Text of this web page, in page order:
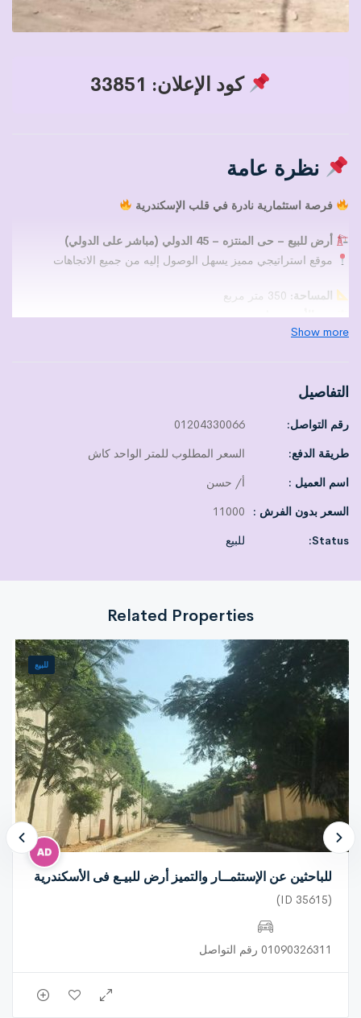
كود الإعلان: 33851
نظرة عامة
فرصة استثمارية نادرة في قلب الإسكندرية
أرض للبيع – حى المنتزه – 45 الدولي (مباشر على الدولي)
موقع استراتيجي مميز يسهل الوصول إليه من جميع الاتجاهات
المساحة:
نوع الأرض:مباني
الوضع القانوني:
مباني وخدمات قائمة
عرض الشارع:
أفضل الأنشطة الاستثمارية:
مصنع
منزل سكني
مشروع تجاري / إداري
قريب من جميع الخدمات
قيمة متزايدة باستمرار
فرصة استثمار مضمونة لا تتكرر
للتواصل والاستفسار الجاد فقط
Show more
التفاصيل
رقم التواصل:
01204330066
طريقة الدفع:
السعر المطلوب للمتر الواحد كاش
اسم العميل :
أ/ حسن
السعر بدون الفرش :
11000
Status:
للبيع
Related Properties
للبيع
للباحثين عن الإستثمــار والتميز أرض للبيـع فى الأسكندرية
(ID 35615)
01090326311 رقم التواصل